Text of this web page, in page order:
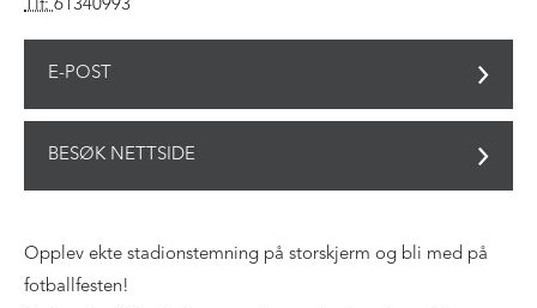
Tlf:61340993
E-POST
BESØK NETTSIDE
Opplev ekte stadionstemning på storskjerm og bli med på
fotballfesten!